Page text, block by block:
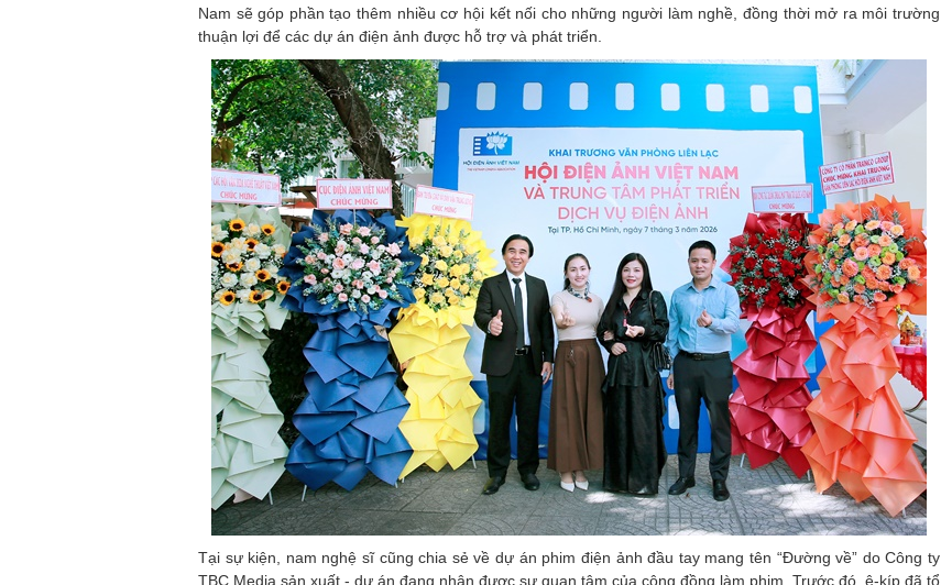
Nam sẽ góp phần tạo thêm nhiều cơ hội kết nối cho những người làm nghề, đồng thời mở ra môi trường
thuận lợi để các dự án điện ảnh được hỗ trợ và phát triển.
Tại sự kiện, nam nghệ sĩ cũng chia sẻ về dự án phim điện ảnh đầu tay mang tên “Đường về” do Công ty
TBC Media sản xuất - dự án đang nhận được sự quan tâm của cộng đồng làm phim. Trước đó, ê-kíp đã tổ